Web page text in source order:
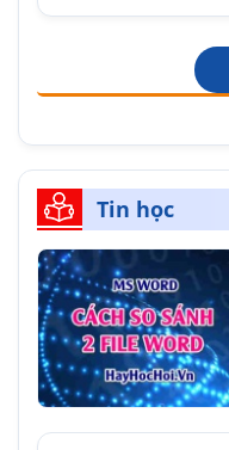
Tin học